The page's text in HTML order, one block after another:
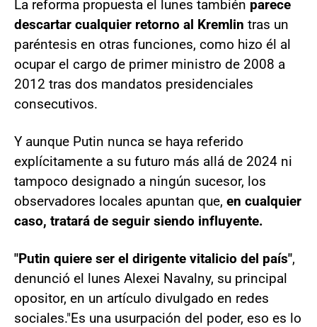
La reforma propuesta el lunes también parece
descartar cualquier retorno al Kremlin tras un
paréntesis en otras funciones, como hizo él al
ocupar el cargo de primer ministro de 2008 a
2012 tras dos mandatos presidenciales
consecutivos.
Y aunque Putin nunca se haya referido
explícitamente a su futuro más allá de 2024 ni
tampoco designado a ningún sucesor, los
observadores locales apuntan que, en cualquier
caso, tratará de seguir siendo influyente.
"Putin quiere ser el dirigente vitalicio del país",
denunció el lunes Alexei Navalny, su principal
opositor, en un artículo divulgado en redes
sociales."Es una usurpación del poder, eso es lo